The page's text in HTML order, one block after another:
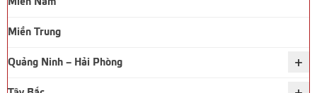
Miền Trung
Quảng Ninh – Hải Phòng +